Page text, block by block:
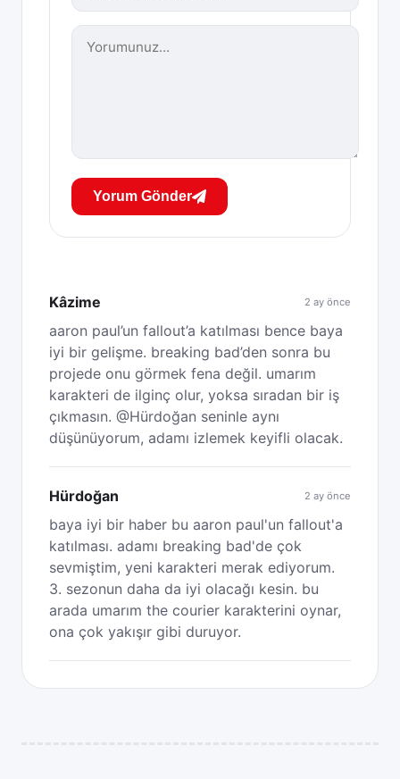
Yorum Gönder
Kâzime 2 ay önce
aaron paul’un fallout’a katılması bence baya
iyi bir gelişme. breaking bad’den sonra bu
projede onu görmek fena değil. umarım
karakteri de ilginç olur, yoksa sıradan bir iş
çıkmasın. @Hürdoğan seninle aynı
düşünüyorum, adamı izlemek keyifli olacak.
Hürdoğan 2 ay önce
baya iyi bir haber bu aaron paul'un fallout'a
katılması. adamı breaking bad'de çok
sevmiştim, yeni karakteri merak ediyorum.
3. sezonun daha da iyi olacağı kesin. bu
arada umarım the courier karakterini oynar,
ona çok yakışır gibi duruyor.